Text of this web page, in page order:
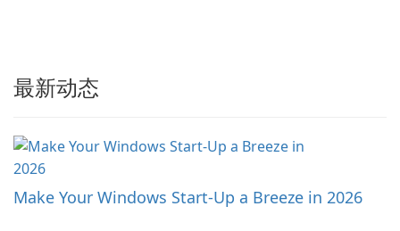
最新动态
Make Your Windows Start-Up a Breeze in 2026